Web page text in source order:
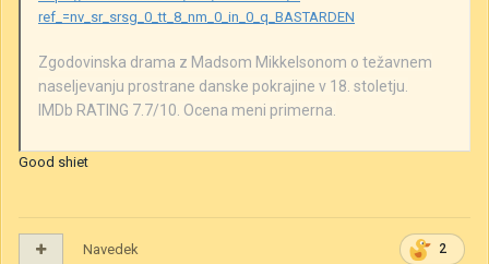
ref_=nv_sr_srsg_0_tt_8_nm_0_in_0_q_BASTARDEN
Zgodovinska drama z Madsom Mikkelsonom o težavnem
naseljevanju prostrane danske pokrajine v 18. stoletju.
IMDb RATING 7.7/10. Ocena meni primerna.
Good shiet
2
Navedek